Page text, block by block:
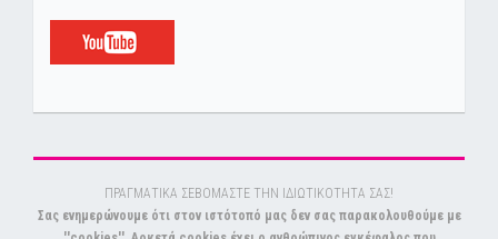
ΠΡΑΓΜΑΤΙΚΑ ΣΕΒΟΜΑΣΤΕ ΤΗΝ ΙΔΙΩΤΙΚΟΤΗΤΑ ΣΑΣ!
Σας ενημερώνουμε ότι στον ιστότοπό μας δεν σας παρακολουθούμε με